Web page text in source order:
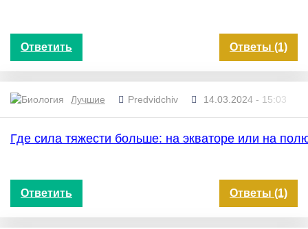
Ответить Ответы (1)
Лучшие Predvidchiv 14.03.2024 - 15:03
Где сила тяжести больше: на экваторе или на
Ответить Ответы (1)